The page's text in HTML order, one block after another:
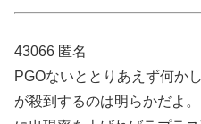
43066 匿名
PGOないととりあえず何か
が殺到するのは明らかだよ